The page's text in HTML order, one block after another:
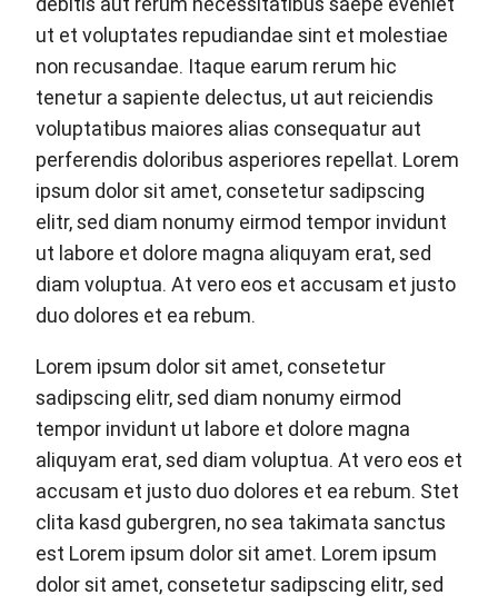
ut et voluptates repudiandae sint et molestiae
non recusandae. Itaque earum rerum hic
tenetur a sapiente delectus, ut aut reiciendis
voluptatibus maiores alias consequatur aut
perferendis doloribus asperiores repellat. Lorem
ipsum dolor sit amet, consetetur sadipscing
elitr, sed diam nonumy eirmod tempor invidunt
ut labore et dolore magna aliquyam erat, sed
diam voluptua. At vero eos et accusam et justo
duo dolores et ea rebum.
Lorem ipsum dolor sit amet, consetetur
sadipscing elitr, sed diam nonumy eirmod
tempor invidunt ut labore et dolore magna
aliquyam erat, sed diam voluptua. At vero eos et
accusam et justo duo dolores et ea rebum. Stet
clita kasd gubergren, no sea takimata sanctus
est Lorem ipsum dolor sit amet. Lorem ipsum
dolor sit amet, consetetur sadipscing elitr, sed